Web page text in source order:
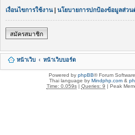
เงื่อนไขการใช้งาน| นโยบายการปกป้องข้อมูลส่วน
สมัครสมาชิก
หน้าเว็บ หน้าเว็บบอร์ด
Powered by phpBB® Forum
Thai language by Mindphp.com&
Time: 0.059s| Queries: 9 | Peak